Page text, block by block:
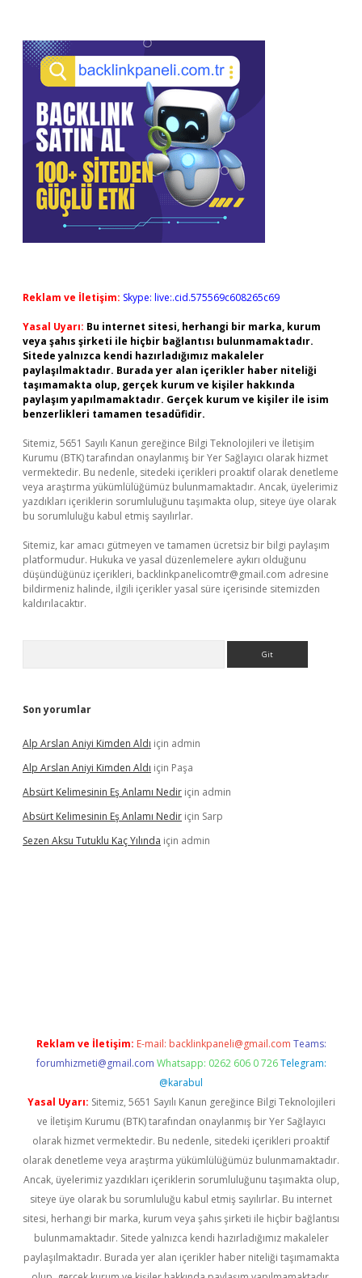
Reklam ve İletişim: Skype: live:.cid.575569c608265c69
Yasal Uyarı: Bu internet sitesi, herhangi bir marka, kurum
veya şahıs şirketi ile hiçbir bağlantısı bulunmamaktadır.
Sitede yalnızca kendi hazırladığımız makaleler
paylaşılmaktadır. Burada yer alan içerikler haber niteliği
taşımamakta olup, gerçek kurum ve kişiler hakkında
paylaşım yapılmamaktadır. Gerçek kurum ve kişiler ile isim
benzerlikleri tamamen tesadüfidir.
Sitemiz, 5651 Sayılı Kanun gereğince Bilgi Teknolojileri ve İletişim
Kurumu (BTK) tarafından onaylanmış bir Yer Sağlayıcı olarak hizmet
vermektedir. Bu nedenle, sitedeki içerikleri proaktif olarak denetleme
veya araştırma yükümlülüğümüz bulunmamaktadır. Ancak, üyelerimiz
yazdıkları içeriklerin sorumluluğunu taşımakta olup, siteye üye olarak
bu sorumluluğu kabul etmiş sayılırlar.
Sitemiz, kar amacı gütmeyen ve tamamen ücretsiz bir bilgi paylaşım
platformudur. Hukuka ve yasal düzenlemelere aykırı olduğunu
düşündüğünüz içerikleri, backlinkpanelicomtr@gmail.com adresine
bildirmeniz halinde, ilgili içerikler yasal süre içerisinde sitemizden
kaldırılacaktır.
Son yorumlar
Alp Arslan Aniyi Kimden Aldı için admin
Alp Arslan Aniyi Kimden Aldı için Paşa
Absürt Kelimesinin Eş Anlamı Nedir için admin
Absürt Kelimesinin Eş Anlamı Nedir için Sarp
Sezen Aksu Tutuklu Kaç Yılında için admin
Reklam ve İletişim: E-mail: backlinkpaneli@gmail.com Teams:
forumhizmeti@gmail.com Whatsapp: 0262 606 0 726 Telegram:
@karabul
Yasal Uyarı: Sitemiz, 5651 Sayılı Kanun gereğince Bilgi Teknolojileri
ve İletişim Kurumu (BTK) tarafından onaylanmış bir Yer Sağlayıcı
olarak hizmet vermektedir. Bu nedenle, sitedeki içerikleri proaktif
olarak denetleme veya araştırma yükümlülüğümüz bulunmamaktadır.
Ancak, üyelerimiz yazdıkları içeriklerin sorumluluğunu taşımakta olup,
siteye üye olarak bu sorumluluğu kabul etmiş sayılırlar. Bu internet
sitesi, herhangi bir marka, kurum veya şahıs şirketi ile hiçbir bağlantısı
bulunmamaktadır. Sitede yalnızca kendi hazırladığımız makaleler
paylaşılmaktadır. Burada yer alan içerikler haber niteliği taşımamakta